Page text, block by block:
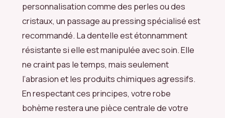
personnalisation comme des perles ou des
cristaux, un passage au pressing spécialisé est
recommandé. La dentelle est étonnamment
résistante si elle est manipulée avec soin. Elle
ne craint pas le temps, mais seulement
l’abrasion et les produits chimiques agressifs.
En respectant ces principes, votre robe
bohème restera une pièce centrale de votre